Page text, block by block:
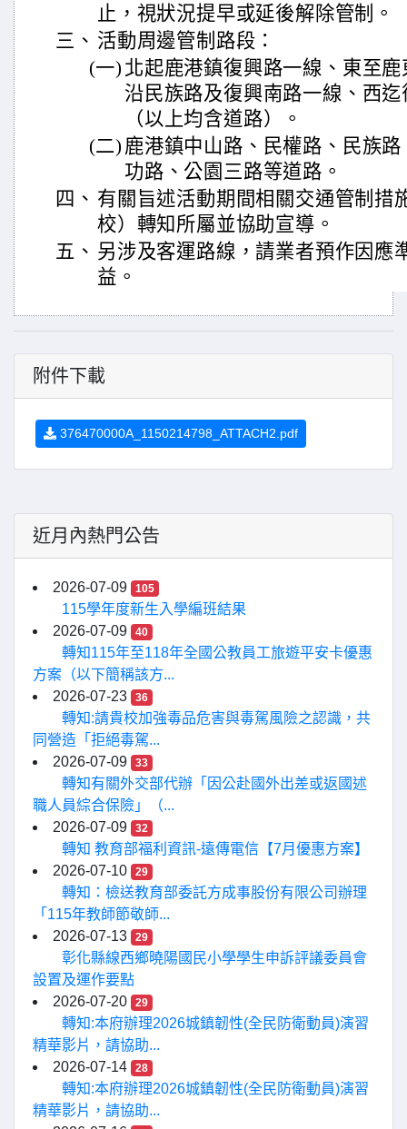
止，視狀況提早或延後解除管制。
三、 活動周邊管制路段：
(一) 北起鹿港鎮復興路一線、東至
沿民族路及復興南路一線、西
（以上均含道路）。
(二) 鹿港鎮中山路、民權路、民族
功路、公園三路等道路。
四、 有關旨述活動期間相關交通管制措
校）轉知所屬並協助宣導。
五、 另涉及客運路線，請業者預作因應
益。
附件下載
376470000A_1150214798_ATTACH2.pdf
近月內熱門公告
2026-07-09 105
115學年度新生入學編班結果
2026-07-09
40
轉知115年至118年全國公教員工旅遊平安卡優惠
方案（以下簡稱該方...
2026-07-23
36
轉知:請貴校加強毒品危害與毒駕風險之認識，共
同營造「拒絕毒駕...
2026-07-09
33
轉知有關外交部代辦「因公赴國外出差或返國述
職人員綜合保險」（...
2026-07-09
32
轉知 教育部福利資訊-遠傳電信【7月優惠方案】
2026-07-10
29
轉知：檢送教育部委託方成事股份有限公司辦理
「115年教師節敬師...
2026-07-13
29
彰化縣線西鄉曉陽國民小學學生申訴評議委員會
設置及運作要點
2026-07-20
29
轉知:本府辦理2026城鎮韌性(全民防衛動員)演習
精華影片，請協助...
2026-07-14
28
轉知:本府辦理2026城鎮韌性(全民防衛動員)演習
精華影片，請協助...